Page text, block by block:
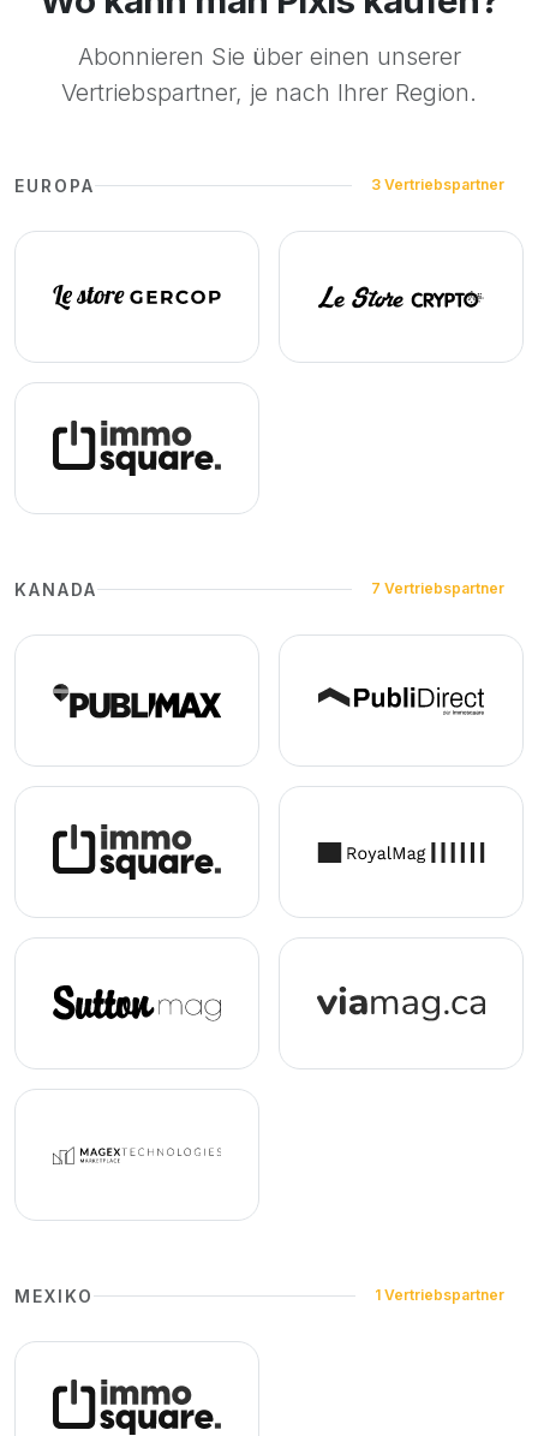
Abonnieren Sie über einen unserer
Vertriebspartner, je nach Ihrer Region.
EUROPA 3 Vertriebspartner
KANADA 7 Vertriebspartner
MEXIKO 1 Vertriebspartner